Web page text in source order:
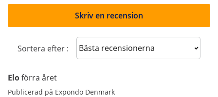
Skriv en recension
Sortera efter : Sort reviews
Eloförra året
Publicerad på Expondo Denmark